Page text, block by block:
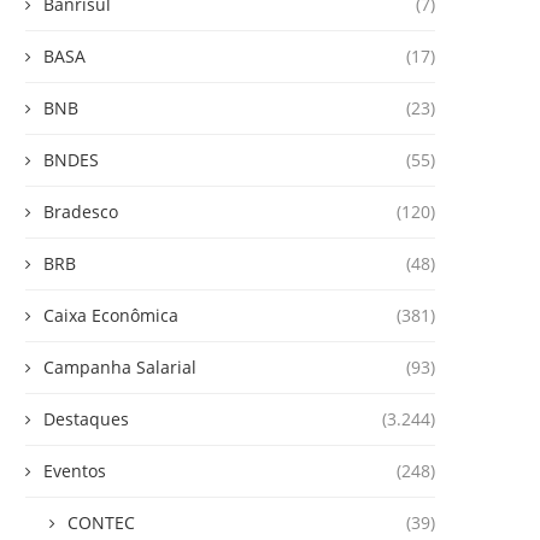
BASA (17)
BNB (23)
BNDES (55)
Bradesco (120)
BRB (48)
Caixa Econômica (381)
Campanha Salarial (93)
Destaques (3.244)
Eventos (248)
CONTEC (39)